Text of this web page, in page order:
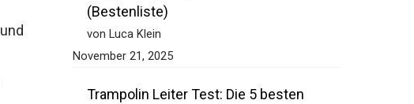
(Bestenliste)
von Luca Klein
November 21, 2025
Trampolin Leiter Test: Die 5 besten